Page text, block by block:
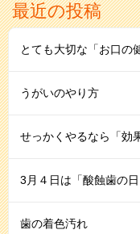
最近の投稿
とても大切な「お口の
うがいのやり⽅
せっかくやるなら「効
3月４日は「酸蝕歯の日
⻭の着⾊汚れ